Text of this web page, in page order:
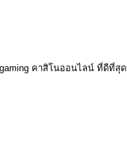
คาสิโนออนไลน์ ที่ดีที่สุ